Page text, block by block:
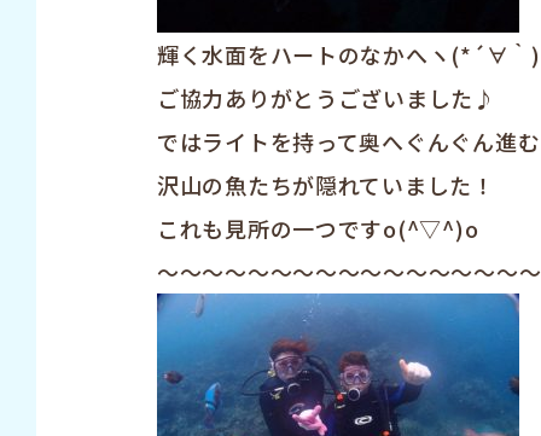
輝く水面をハートのなかへヽ(*´∀｀
ご協力ありがとうございました♪
ではライトを持って奥へぐんぐん進
沢山の魚たちが隠れていました！
これも見所の一つですo(^▽^)o
～～～～～～～～～～～～～～～～